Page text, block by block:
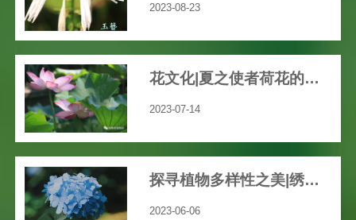
2023-08-23
花文化|夏之使者荷花的渊远历史文化
2023-07-14
探寻植物多样性之美|绣球花开，共赴一场五彩缤纷的“仲夏之梦”吧！
2023-06-06